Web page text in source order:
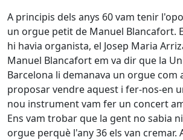
A principis dels anys 60 vam tenir
un orgue petit de Manuel Blancafort.
hi havia organista, el Josep Maria
Manuel Blancafort em va dir que la
Barcelona li demanava un orgue com
proposar vendre aquest i fer-nos-en
nou instrument vam fer un concert
Ens vam trobar que la gent no sabia
orgue perquè l'any 36 els van cremar.